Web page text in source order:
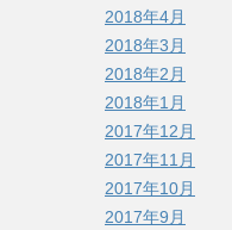
2018年4月
2018年3月
2018年2月
2018年1月
2017年12月
2017年11月
2017年10月
2017年9月